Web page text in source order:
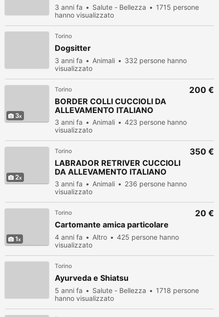
3 anni fa Salute - Bellezza
1715 persone
hanno visualizzato
Torino
Dogsitter
3 anni fa Animali
332 persone hanno
visualizzato
3
Torino
BORDER COLLI CUCCIOLI DA
ALLEVAMENTO ITALIANO
3 anni fa Animali
423 persone hanno
visualizzato
200 €
2
Torino
LABRADOR RETRIVER CUCCIOLI
DA ALLEVAMENTO ITALIANO
3 anni fa Animali
236 persone hanno
visualizzato
350 €
1
Torino
Cartomante amica particolare
4 anni fa Altro
425 persone hanno
visualizzato
20 €
Torino
Ayurveda e Shiatsu
5 anni fa Salute - Bellezza
1718 persone
hanno visualizzato